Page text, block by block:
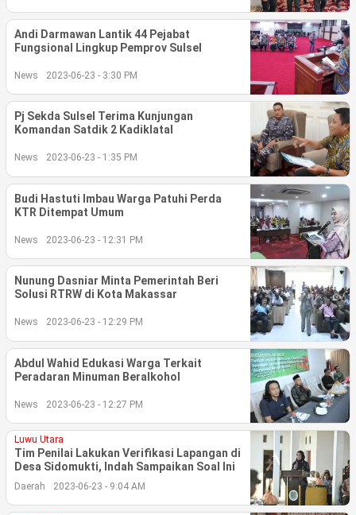
More
Disclaimer
©
2026
berita-
.
All
Right
Reserved
Andi Darmawan Lantik 44 Pejabat
Fungsional Lingkup Pemprov Sulsel
News 2023-06-23 - 3:30 PM
Pj Sekda Sulsel Terima Kunjungan
Komandan Satdik 2 Kadiklatal
News 2023-06-23 - 1:35 PM
Budi Hastuti Imbau Warga Patuhi Perda
KTR Ditempat Umum
News 2023-06-23 - 12:31 PM
Nunung Dasniar Minta Pemerintah Beri
Solusi RTRW di Kota Makassar
News 2023-06-23 - 12:29 PM
Abdul Wahid Edukasi Warga Terkait
Peradaran Minuman Beralkohol
News 2023-06-23 - 12:27 PM
Luwu Utara
Tim Penilai Lakukan Verifikasi Lapangan di
Desa Sidomukti, Indah Sampaikan Soal Ini
Daerah 2023-06-23 - 9:04 AM